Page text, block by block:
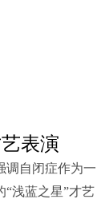
表演
调自闭症作为一
“浅蓝之星”才艺